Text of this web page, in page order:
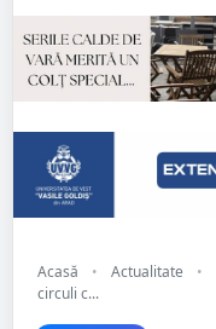
Acasă • Actualitate •
circuli c...